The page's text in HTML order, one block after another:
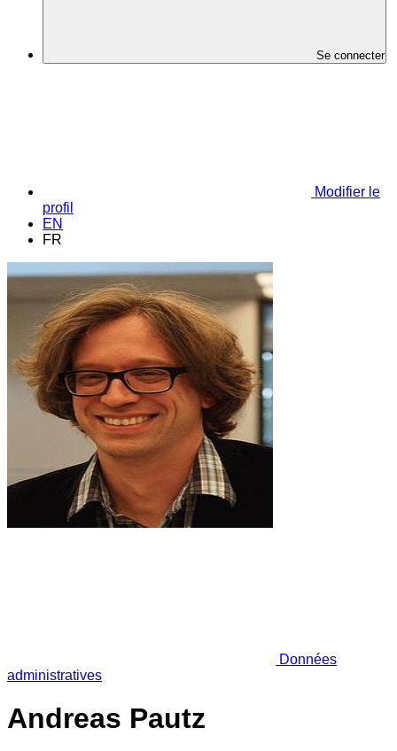
Se connecter
Modifier le
profil
EN
FR
Données
administratives
Andreas Pautz